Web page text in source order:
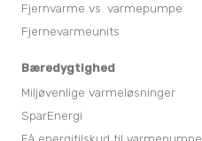
Fjernvarme vs. varmepumpe
Fjernevarmeunits
Bæredygtighed
Miljøvenlige varmeløsninger
SparEnergi
Få energitilskud til varmepumpe